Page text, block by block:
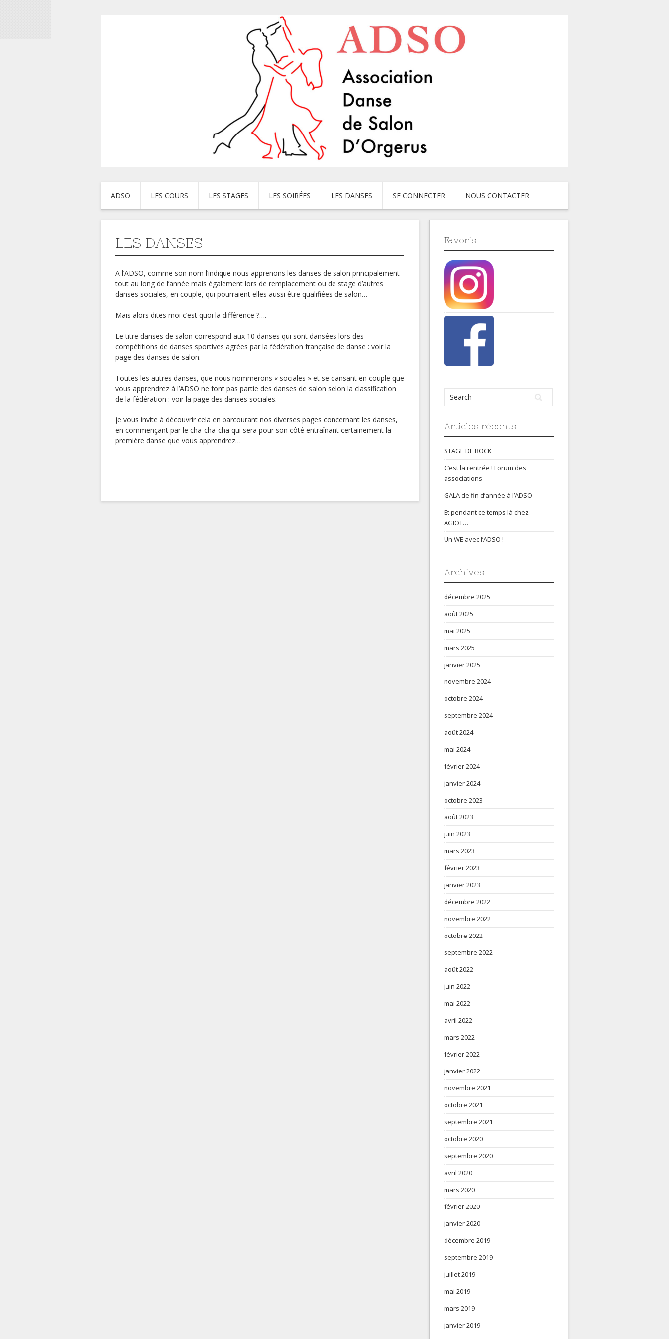
ADSO LES COURS LES STAGES LES SOIRÉES LES DANSES SE CONNECTER NOUS CONTACTER
LES DANSES
A l’ADSO, comme son nom l’indique nous apprenons les danses de salon principalement
tout au long de l’année mais également lors de remplacement ou de stage d’autres
danses sociales, en couple, qui pourraient elles aussi être qualifiées de salon…
Mais alors dites moi c’est quoi la différence ?….
Le titre danses de salon correspond aux 10 danses qui sont dansées lors des
compétitions de danses sportives agrées par la fédération française de danse : voir la
page des danses de salon.
Toutes les autres danses, que nous nommerons « sociales » et se dansant en couple que
vous apprendrez à l’ADSO ne font pas partie des danses de salon selon la classification
de la fédération : voir la page des danses sociales.
je vous invite à découvrir cela en parcourant nos diverses pages concernant les danses,
en commençant par le cha-cha-cha qui sera pour son côté entraînant certainement la
première danse que vous apprendrez…
Favoris
Articles récents
STAGE DE ROCK
C’est la rentrée ! Forum des
associations
GALA de fin d’année à l’ADSO
Et pendant ce temps là chez
AGIOT…
Un WE avec l’ADSO !
Archives
décembre 2025
août 2025
mai 2025
mars 2025
janvier 2025
novembre 2024
octobre 2024
septembre 2024
août 2024
mai 2024
février 2024
janvier 2024
octobre 2023
août 2023
juin 2023
mars 2023
février 2023
janvier 2023
décembre 2022
novembre 2022
octobre 2022
septembre 2022
août 2022
juin 2022
mai 2022
avril 2022
mars 2022
février 2022
janvier 2022
novembre 2021
octobre 2021
septembre 2021
octobre 2020
septembre 2020
avril 2020
mars 2020
février 2020
janvier 2020
décembre 2019
septembre 2019
juillet 2019
mai 2019
mars 2019
janvier 2019